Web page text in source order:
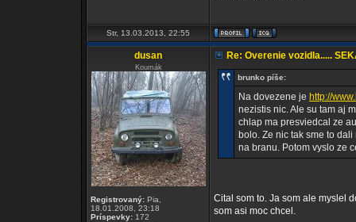
Str, 13.03.2013, 22:55
dusan
Koumák
Registrovaný: Pia,
18.01.2008, 23:18
Príspevky: 172
Re: Overenie vozidla.....
brunko píše:
Na dovezene je http://
nezistis nic. Ale su tam aj
chlap ma presviedcal ze
bolo. Ze nic tak sme to
na branu. Potom vyslo ze
Cital som to. Ja som ale myslel
som asi moc chcel.